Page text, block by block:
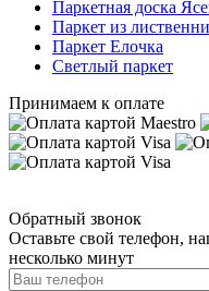
Паркетная доска
Паркет из
Паркет Елочка
Светлый паркет
Принимаем к оплате
Обратный звонок
Оставьте свой телефон,
несколько минут